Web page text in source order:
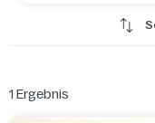
ein. Sie können Ihren
spassiger:
1 Ergebnis